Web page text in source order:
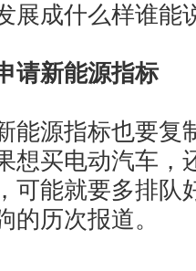
展成什么样谁能
请新能源指标
能源指标也要复
想买电动汽车，
可能就要多排队
的历次报道。